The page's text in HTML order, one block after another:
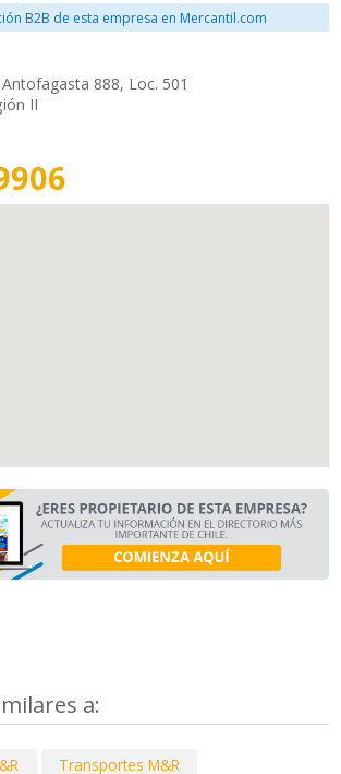
B2B de esta empresa en Mercantil.com
888, Loc. 501
II
a:
Transportes M&R